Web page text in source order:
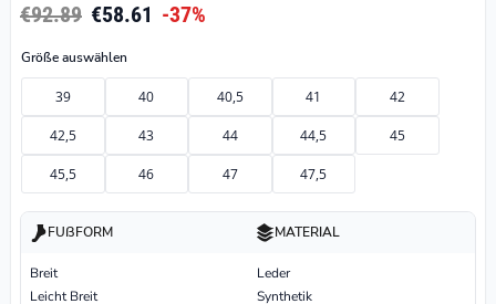
€92.89 €58.61 -37%
Größe auswählen
39 40 40,5 41 42
42,5 43 44 44,5 45
45,5 46 47 47,5
FUßFORM
Breit
Leicht Breit
MATERIAL
Leder
Synthetik